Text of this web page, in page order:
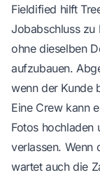
Fieldified hilft
Jobabschluss zu
ohne dieselben
aufzubauen.
wenn der Kunde
Eine Crew kann
Fotos hochladen
verlassen. Wenn
wartet auch die